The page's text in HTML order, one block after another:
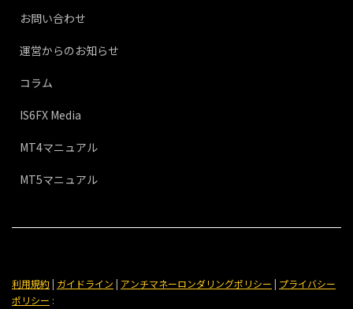
お問い合わせ
運営からのお知らせ
コラム
IS6FX Media
MT4マニュアル
MT5マニュアル
利用規約| ガイドライン | アンチマネーロンダリングポリシー | プライバシー
ポリシー :